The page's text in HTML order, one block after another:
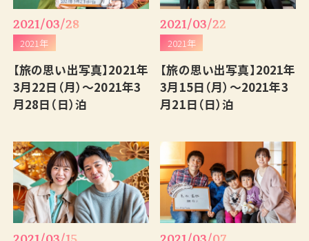
お問い合わせ
English
2021/03/28
2021年
【旅の思い出写真】2021年
3月22日（月）～2021年3
月28日（日）泊
2021/03/22
2021年
【旅の思い出写真】2021年
3月15日（月）～2021年3
月21日（日）泊